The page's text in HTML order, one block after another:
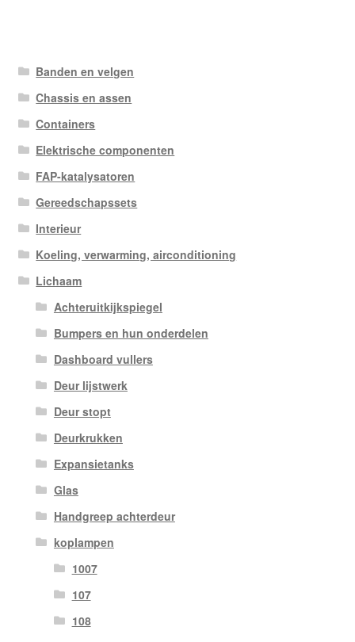
Banden en velgen
Chassis en assen
Containers
Elektrische componenten
FAP-katalysatoren
Gereedschapssets
Interieur
Koeling, verwarming, airconditioning
Lichaam
Achteruitkijkspiegel
Bumpers en hun onderdelen
Dashboard vullers
Deur lijstwerk
Deur stopt
Deurkrukken
Expansietanks
Glas
Handgreep achterdeur
koplampen
1007
107
108